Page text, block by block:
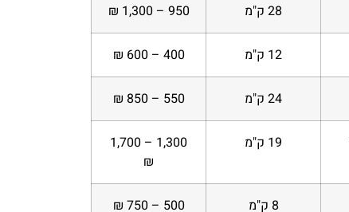
28 ק"מ 950 – 1,300 ₪
12 ק"מ 400 – 600 ₪
24 ק"מ 550 – 850 ₪
19 ק"מ
1,300 – 1,700
₪
8 ק"מ 500 – 750 ₪